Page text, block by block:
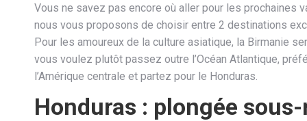
Vous ne savez pas encore où aller pour les prochaines
nous vous proposons de choisir entre 2 destinations
Pour les amoureux de la culture asiatique, la Birmanie
vous voulez plutôt passez outre l’Océan Atlantique,
l’Amérique centrale et partez pour le Honduras.
Honduras : plongée